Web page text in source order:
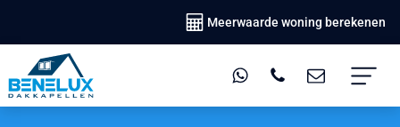
Meerwaarde woning berekenen